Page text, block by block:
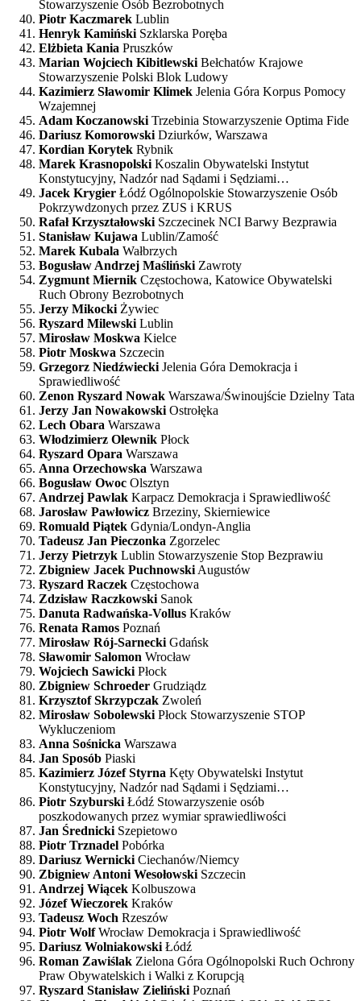
Stowarzyszenie Osób Bezrobotnych
Piotr Kaczmarek Lublin
Henryk Kamiński Szklarska Poręba
Elżbieta Kania Pruszków
Marian Wojciech Kibitlewski Bełchatów Krajowe
Stowarzyszenie Polski Blok Ludowy
Kazimierz Sławomir Klimek Jelenia Góra Korpus Pomocy
Wzajemnej
Adam Koczanowski Trzebinia Stowarzyszenie Optima Fide
Dariusz Komorowski Dziurków, Warszawa
Kordian Korytek Rybnik
Marek Krasnopolski Koszalin Obywatelski Instytut
Konstytucyjny, Nadzór nad Sądami i Sędziami…
Jacek Krygier Łódź Ogólnopolskie Stowarzyszenie Osób
Pokrzywdzonych przez ZUS i KRUS
Rafał Krzyształowski Szczecinek NCI Barwy Bezprawia
Stanisław Kujawa Lublin/Zamość
Marek Kubala Wałbrzych
Bogusław Andrzej Maśliński Zawroty
Zygmunt Miernik Częstochowa, Katowice Obywatelski
Ruch Obrony Bezrobotnych
Jerzy Mikocki Żywiec
Ryszard Milewski Lublin
Mirosław Moskwa Kielce
Piotr Moskwa Szczecin
Grzegorz Niedźwiecki Jelenia Góra Demokracja i
Sprawiedliwość
Zenon Ryszard Nowak Warszawa/Świnoujście Dzielny Tata
Jerzy Jan Nowakowski Ostrołęka
Lech Obara Warszawa
Włodzimierz Olewnik Płock
Ryszard Opara Warszawa
Anna Orzechowska Warszawa
Bogusław Owoc Olsztyn
Andrzej Pawlak Karpacz Demokracja i Sprawiedliwość
Jarosław Pawłowicz Brzeziny, Skierniewice
Romuald Piątek Gdynia/Londyn-Anglia
Tadeusz Jan Pieczonka Zgorzelec
Jerzy Pietrzyk Lublin Stowarzyszenie Stop Bezprawiu
Zbigniew Jacek Puchnowski Augustów
Ryszard Raczek Częstochowa
Zdzisław Raczkowski Sanok
Danuta Radwańska-Vollus Kraków
Renata Ramos Poznań
Mirosław Rój-Sarnecki Gdańsk
Sławomir Salomon Wrocław
Wojciech Sawicki Płock
Zbigniew Schroeder Grudziądz
Krzysztof Skrzypczak Zwoleń
Mirosław Sobolewski Płock Stowarzyszenie STOP
Wykluczeniom
Anna Sośnicka Warszawa
Jan Sposób Piaski
Kazimierz Józef Styrna Kęty Obywatelski Instytut
Konstytucyjny, Nadzór nad Sądami i Sędziami…
Piotr Szyburski Łódź Stowarzyszenie osób
poszkodowanych przez wymiar sprawiedliwości
Jan Średnicki Szepietowo
Piotr Trznadel Pobórka
Dariusz Wernicki Ciechanów/Niemcy
Zbigniew Antoni Wesołowski Szczecin
Andrzej Wiącek Kolbuszowa
Józef Wieczorek Kraków
Tadeusz Woch Rzeszów
Piotr WolfWrocław Demokracja i Sprawiedliwość
Dariusz Wolniakowski Łódź
Roman Zawiślak Zielona Góra Ogólnopolski Ruch Ochrony
Praw Obywatelskich i Walki z Korupcją
Ryszard Stanisław Zieliński Poznań